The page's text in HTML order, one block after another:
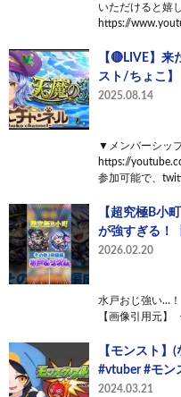
いただけると嬉
https://
【🔴LIVE】
スト/ちょこ】
2025.08.14
▼メンバーシッ
https://
参加可能で、
【超究極B小
が強すぎる！
2026.02.20
水戸おじ強い…！
【画像引用元】
【モンスト】
#vtuber #モン
2024.03.21